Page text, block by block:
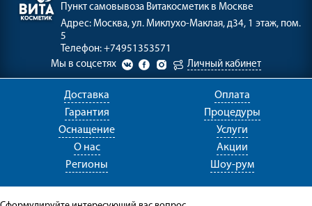
Пункт самовывоза Витакосметик в Москве
Адрес: Москва, ул. Миклухо-Маклая, д34, 1 этаж, пом.
5
Телефон: +74951353571
Мы в соцсетях
Личный кабинет
Доставка
Оплата
Гарантия
Процедуры
Оснащение
Услуги
О нас
Акции
Регионы
Шоу-рум